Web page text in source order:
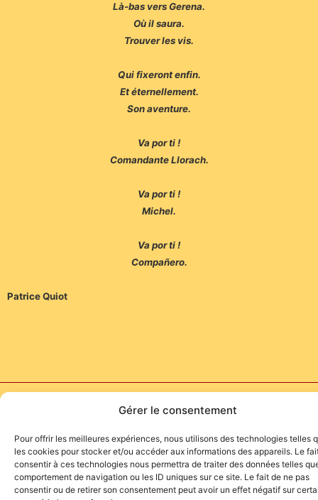
Gérer le consentement
Pour offrir les meilleures expériences, nous utilisons des technologies telles
les cookies pour stocker et/ou accéder aux informations des appareils. Le
consentir à ces technologies nous permettra de traiter des données telles
comportement de navigation ou les ID uniques sur ce site. Le fait de ne pas
consentir ou de retirer son consentement peut avoir un effet négatif sur
Là-bas vers Gerena.
Où il saura.
Trouver les vis.
Qui fixeront enfin.
Et éternellement.
Son aventure.
Va por ti !
Comandante Llorach.
Va por ti !
Michel.
Va por ti !
Compañero.
Patrice Quiot
Site de l'association TOROFIESTA